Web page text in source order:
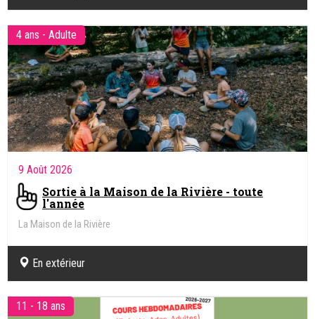
4 ans - Adulte
9 Août 2026
Sortie à la Maison de la Rivière - toute
l'année
La Maison de la Rivière
En extérieur
11 - 18 ans